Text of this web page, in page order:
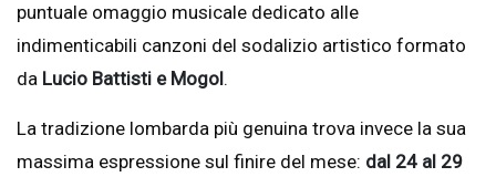
puntuale omaggio musicale dedicato alle
indimenticabili canzoni del sodalizio artistico formato
da Lucio Battisti e Mogol.
La tradizione lombarda più genuina trova invece la sua
massima espressione sul finire del mese: dal 24 al 29